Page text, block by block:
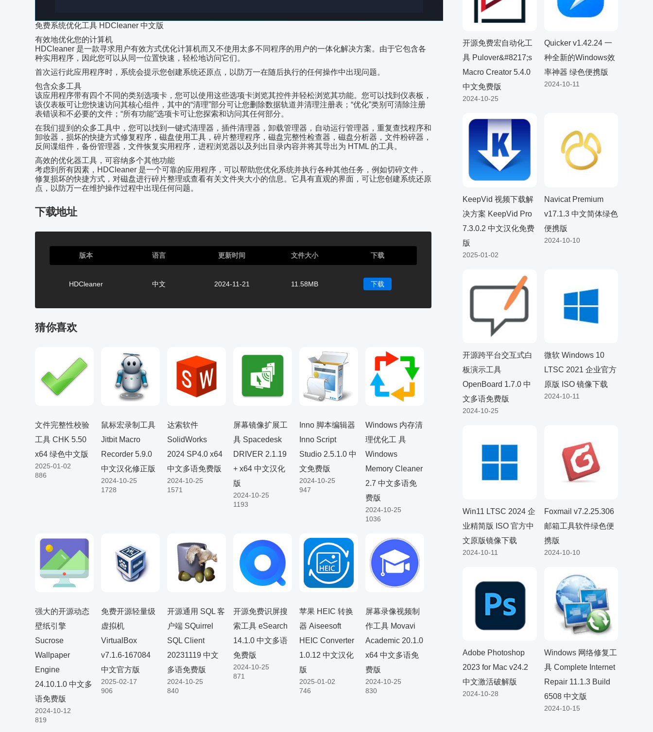
免费系统优化工具 HDCleaner 中文版
有效地优化您的计算机
HDCleaner 是一款寻求用户有效方式优化计算机而又不使用太多不同程序的用户的一体化解决方案。由于它包含各
种实用程序，因此您可以从同一位置快速，轻松地访问它们。
首次运行此应用程序时，系统会提示您创建系统还原点，以防万一在随后执行的任何操作中出现问题。
包含众多工具
该应用程序带有四个不同的类别选项卡，您可以使用这些选项卡浏览其控件并轻松浏览其功能。您可以找到仪表板，
该仪表板可让您快速访问其核心组件，其中的“清理”部分可让您删除数据轨道并清理注册表；“优化”类别可清除注册
表错误和不必要的文件；“所有功能”选项卡可让您探索和访问其任何部分。
在我们提到的众多工具中，您可以找到一键式清理器，插件清理器，卸载管理器，自动运行管理器，重复查找程序和
卸妆器，损坏的快捷方式修复程序，磁盘使用工具，碎片整理程序，磁盘完整性检查器，磁盘分析器，文件粉碎器，
反间谍组件，备份管理器，文件恢复实用程序，进程浏览器以及列出目录内容并将其导出为 HTML 的工具。
高效的优化器工具，可容纳多个其他功能
考虑到所有因素，HDCleaner 是一个可靠的应用程序，可以帮助您优化系统并执行各种其他任务，例如切碎文件，
修复损坏的快捷方式，对磁盘进行碎片整理或查看有关文件夹大小的信息。它具有直观的界面，可让您创建系统还原
点，以防万一在维护操作过程中出现任何问题。
下载地址
版本 语言 更新时间 文件大小 下载
HDCleaner 中文 2024-11-21 11.58MB 下载
猜你喜欢
文件完整性校验
工具 CHK 5.50
x64 绿色中文版
2025-01-02
886
鼠标宏录制工具
Jitbit Macro
Recorder 5.9.0
中文汉化修正版
2024-10-25
1728
达索软件
SolidWorks
2024 SP4.0 x64
中文多语免费版
2024-10-25
1571
屏幕镜像扩展工
具 Spacedesk
DRIVER 2.1.19
+ x64 中文汉化
版
2024-10-25
1193
Inno 脚本编辑器
Inno Script
Studio 2.5.1.0 中
文免费版
2024-10-25
947
Windows 内存清
理优化工 具
Windows
Memory Cleaner
2.7 中文多语免
费版
2024-10-25
1036
强大的开源动态
壁纸引擎
Sucrose
Wallpaper
Engine
24.10.1.0 中文多
语免费版
2024-10-12
819
免费开源轻量级
虚拟机
VirtualBox
v7.1.6-167084
中文官方版
2025-02-17
906
开源通用 SQL 客
户端 SQuirrel
SQL Client
20231119 中文
多语免费版
2024-10-25
840
开源免费识屏搜
索工具 eSearch
14.1.0 中文多语
免费版
2024-10-25
871
苹果 HEIC 转换
器 Aiseesoft
HEIC Converter
1.0.12 中文汉化
版
2025-01-02
746
屏幕录像视频制
作工具 Movavi
Academic 20.1.0
x64 中文多语免
费版
2024-10-25
830
开源免费宏自动化工
具 Pulover&#8217;s
Macro Creator 5.4.0
中文免费版
2024-10-25
Quicker v1.42.24 一
种全新的Windows效
率神器 绿色便携版
2024-10-11
KeepVid 视频下载解
决方案 KeepVid Pro
7.3.0.2 中文汉化免费
版
2025-01-02
Navicat Premium
v17.1.3 中文简体绿色
便携版
2024-10-10
开源跨平台交互式白
板演示工具
OpenBoard 1.7.0 中
文多语免费版
2024-10-25
微软 Windows 10
LTSC 2021 企业官方
原版 ISO 镜像下载
2024-10-11
Win11 LTSC 2024 企
业精简版 ISO 官方中
文原版镜像下载
2024-10-11
Foxmail v7.2.25.306
邮箱工具软件绿色便
携版
2024-10-10
Adobe Photoshop
2023 for Mac v24.2
中文激活破解版
2024-10-28
Windows 网络修复工
具 Complete Internet
Repair 11.1.3 Build
6508 中文版
2024-10-15